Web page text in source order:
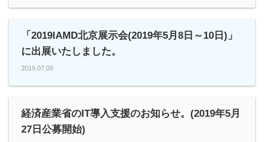
「2019IAMD北京展示会(2019年5月8日～10日)」
に出展いたしました。
2019.07.09
経済産業省のIT導入支援のお知らせ。(2019年5月
27日公募開始)